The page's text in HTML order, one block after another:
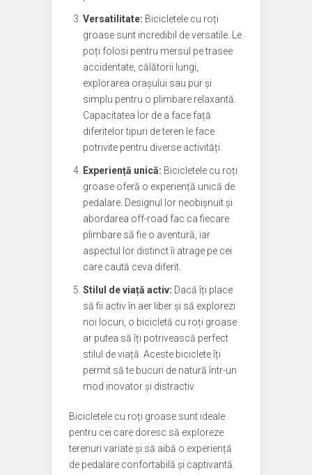
Versatilitate: Bicicletele cu roți
groase sunt incredibil de versatile. Le
poți folosi pentru mersul pe trasee
accidentate, călătorii lungi,
explorarea orașului sau pur și
simplu pentru o plimbare relaxantă.
Capacitatea lor de a face față
diferitelor tipuri de teren le face
potrivite pentru diverse activități.
Experiență unică: Bicicletele cu roți
groase oferă o experiență unică de
pedalare. Designul lor neobișnuit și
abordarea off-road fac ca fiecare
plimbare să fie o aventură, iar
aspectul lor distinct îi atrage pe cei
care caută ceva diferit.
Stilul de viață activ: Dacă îți place
să fii activ în aer liber și să explorezi
noi locuri, o bicicletă cu roți groase
ar putea să îți potrivească perfect
stilul de viață. Aceste biciclete îți
permit să te bucuri de natură într-un
mod inovator și distractiv.
Bicicletele cu roți groase sunt ideale
pentru cei care doresc să exploreze
terenuri variate și să aibă o experiență
de pedalare confortabilă și captivantă.